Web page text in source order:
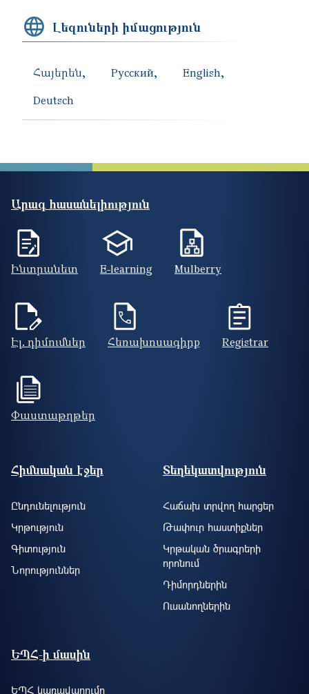
Լեզուների իմացություն
Հայերեն Русский
English
Deutsch
Արագ հասանելիություն
Ինտրանետ E-learning Mulberry
Էլ. դիմումներ Հեռախոսագիրք Registrar
Փաստաթղթեր
Footer site information
Հիմնական էջեր
Ընդունելություն
Կրթություն
Գիտություն
Նորություններ
Տեղեկատվություն
Հաճախ տրվող հարցեր
Թափուր հաստիքներ
Կրթական ծրագրերի
որոնում
Դիմորդներին
Ուսանողներին
ԵՊՀ-ի մասին
ԵՊՀ կառավարումը